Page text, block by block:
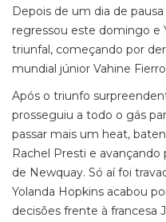
Depois de um dia de
regressou este domingo e
triunfal, começando por
mundial júnior Vahine
Após o triunfo
prosseguiu a todo o gás
passar mais um heat,
Rachel Presti e avançando
de Newquay. Só aí foi
Yolanda Hopkins acabou
decisões frente à francesa